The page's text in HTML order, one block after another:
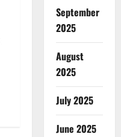
September
2025
August
2025
July 2025
June 2025